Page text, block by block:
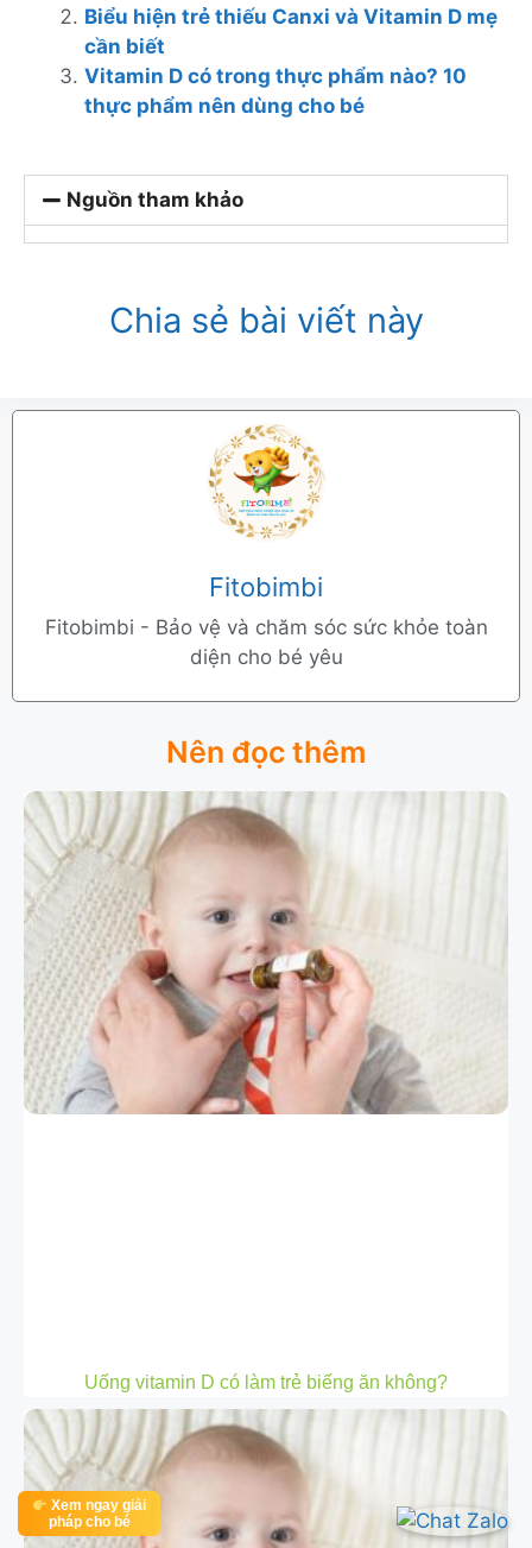
Biểu hiện trẻ thiếu Canxi và Vitamin D mẹ
cần biết
Vitamin D có trong thực phẩm nào? 10
thực phẩm nên dùng cho bé
Nguồn tham khảo
Chia sẻ bài viết này
Xem ngay giải
pháp cho bé
Fitobimbi
Fitobimbi - Bảo vệ và chăm sóc sức khỏe toàn
diện cho bé yêu
Nên đọc thêm
Uống vitamin D có làm trẻ biếng ăn không?